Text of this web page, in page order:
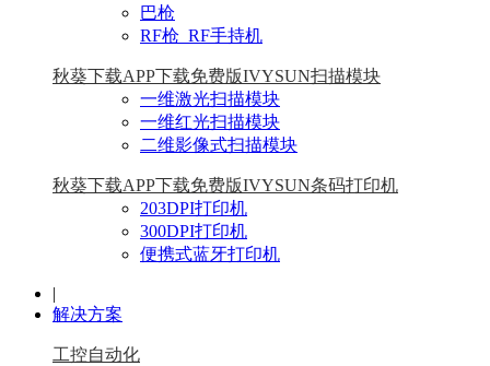
巴枪
RF枪_RF手持机
秋葵下载APP下载免费版IVYSUN扫描模块
一维激光扫描模块
一维红光扫描模块
二维影像式扫描模块
秋葵下载APP下载免费版IVYSUN条码打印机
203DPI打印机
300DPI打印机
便携式蓝牙打印机
|
解决方案
工控自动化